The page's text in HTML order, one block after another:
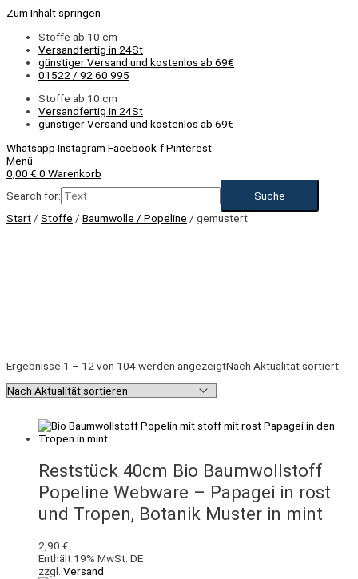
Zum Inhalt springen
Stoffe ab 10 cm
Versandfertig in 24St
günstiger Versand und kostenlos ab 69€
01522 / 92 60 995
Stoffe ab 10 cm
Versandfertig in 24St
günstiger Versand und kostenlos ab 69€
Whatsapp Instagram Facebook-fPinterest
Menü
0,00 € 0 Warenkorb
Search for:
Start / Stoffe / Baumwolle / Popeline / gemustert
Ergebnisse 1 – 12 von 104 werden angezeigtNach Aktualität sortiert
Reststück 40cm Bio Baumwollstoff
Popeline Webware – Papagei in rost
und Tropen, Botanik Muster in mint
2,90 €
Enthält 19% MwSt. DE
zzgl. Versand